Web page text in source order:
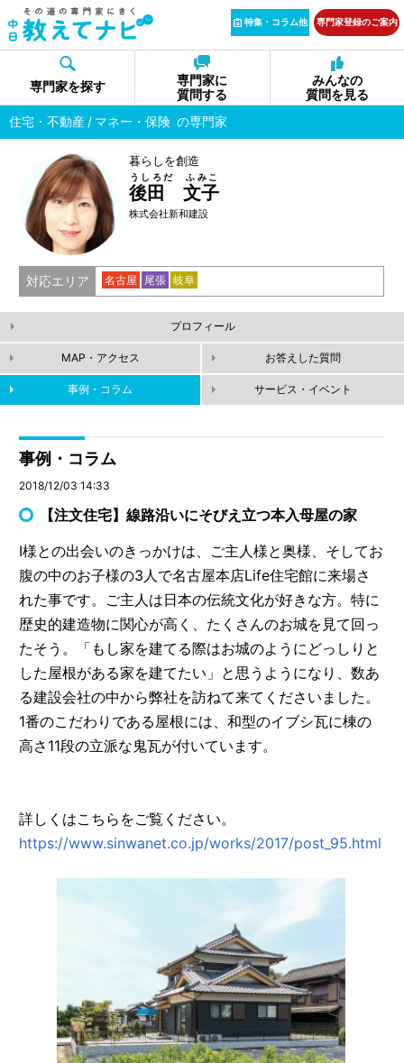
特集・コラム他 専門家登録のご案内
専門家を探す
専門家に
質問する
みんなの
質問を見る
住宅・不動産
マネー・保険 の専門家
暮らしを創造
後田 文子
うしろだ ふみこ
株式会社新和建設
対応エリア 名古屋 尾張 岐阜
プロフィール
MAP・アクセス お答えした質問
事例・コラム サービス・イベント
事例・コラム
2018/12/03 14:33
【注文住宅】線路沿いにそびえ立つ本入母屋の家
I様との出会いのきっかけは、ご主人様と奥様、そしてお
腹の中のお子様の3人で名古屋本店Life住宅館に来場さ
れた事です。ご主人は日本の伝統文化が好きな方。特に
歴史的建造物に関心が高く、たくさんのお城を見て回っ
たそう。「もし家を建てる際はお城のようにどっしりと
した屋根がある家を建てたい」と思うようになり、数あ
る建設会社の中から弊社を訪ねて来てくださいました。
1番のこだわりである屋根には、和型のイブシ瓦に棟の
高さ11段の立派な鬼瓦が付いています。
詳しくはこちらをご覧ください。
https://www.sinwanet.co.jp/works/2017/post_95.html